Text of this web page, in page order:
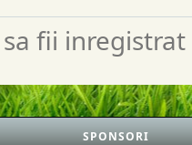
fii
SPONSORI